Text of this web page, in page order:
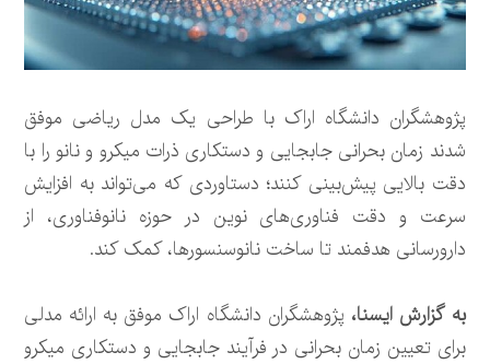
پژوهشگران دانشگاه اراک با طراحی یک مدل ریاضی موفق
شدند زمان بحرانی جابجایی و دستکاری ذرات میکرو و نانو را با
دقت بالایی پیش‌بینی کنند؛ دستاوردی که می‌تواند به افزایش
سرعت و دقت فناوری‌های نوین در حوزه نانوفناوری، از
دارورسانی هدفمند تا ساخت نانوسنسورها، کمک کند.
به گزارش ایسنا، پژوهشگران دانشگاه اراک موفق به ارائه مدلی
برای تعیین زمان بحرانی در فرآیند جابجایی و دستکاری میکرو